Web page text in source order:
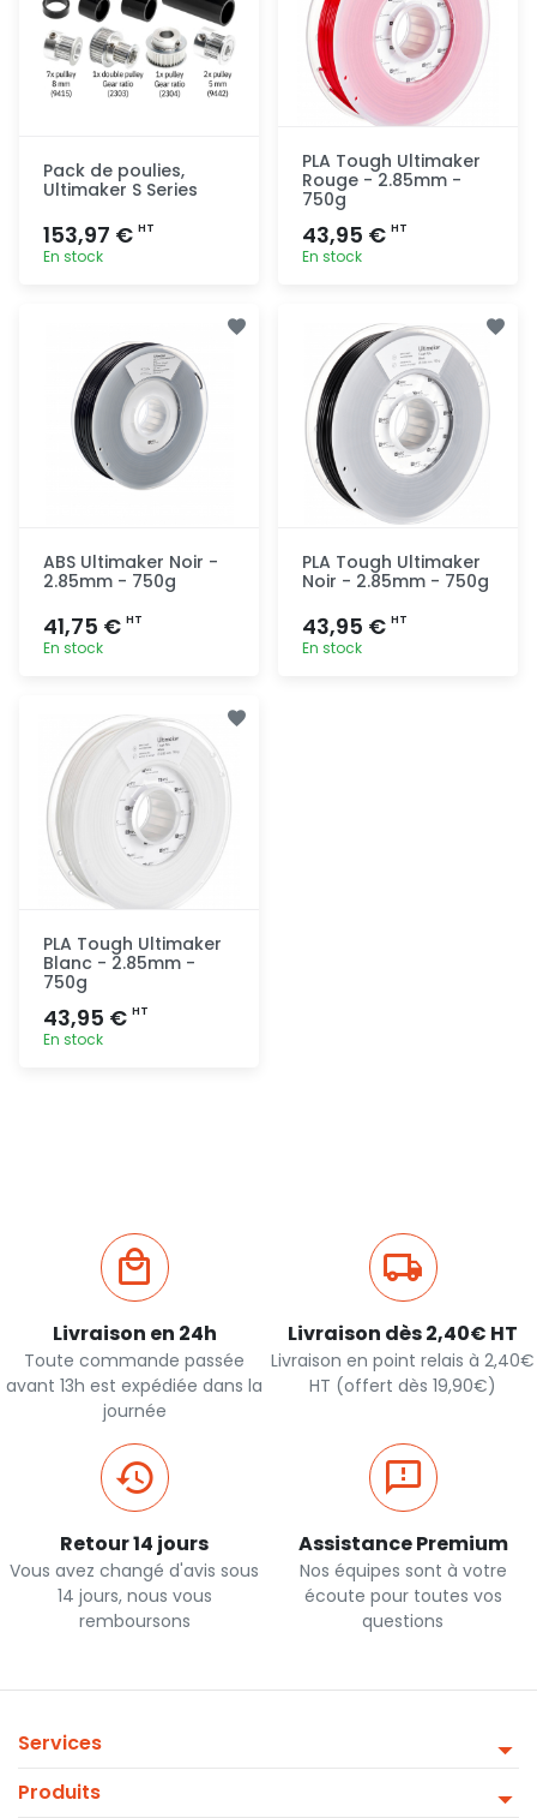
Pack de poulies,
Ultimaker S Series
153,97 € HT
En stock
PLA Tough Ultimaker
Rouge - 2.85mm -
750g
43,95 € HT
En stock
rapide
ABS Ultimaker Noir -
2.85mm - 750g
41,75 € HT
En stock
rapide
PLA Tough Ultimaker
Noir - 2.85mm - 750g
43,95 € HT
En stock
PLA Tough Ultimaker
Blanc - 2.85mm -
750g
43,95 € HT
En stock
Livraison en 24h
Toute commande passée
avant 13h est expédiée dans la
journée
Livraison dès 2,40€ HT
Livraison en point relais à 2,40€
HT (offert dès 19,90€)
Retour 14 jours
Vous avez changé d'avis sous
14 jours, nous vous
remboursons
Assistance Premium
Nos équipes sont à votre
écoute pour toutes vos
questions
Services
Produits